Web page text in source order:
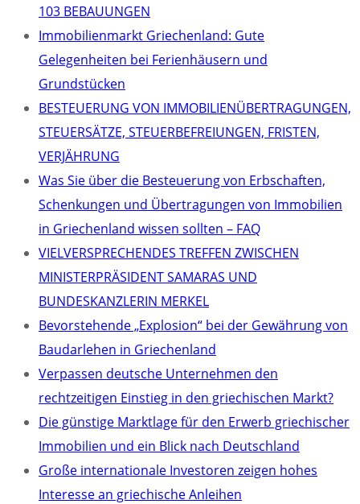
103 BEBAUUNGEN
Immobilienmarkt Griechenland: Gute
Gelegenheiten bei Ferienhäusern und
Grundstücken
BESTEUERUNG VON IMMOBILIENÜBERTRAGUNGEN,
STEUERSÄTZE, STEUERBEFREIUNGEN, FRISTEN,
VERJÄHRUNG
Was Sie über die Besteuerung von Erbschaften,
Schenkungen und Übertragungen von Immobilien
in Griechenland wissen sollten – FAQ
VIELVERSPRECHENDES TREFFEN ZWISCHEN
MINISTERPRÄSIDENT SAMARAS UND
BUNDESKANZLERIN MERKEL
Bevorstehende „Explosion“ bei der Gewährung von
Baudarlehen in Griechenland
Verpassen deutsche Unternehmen den
rechtzeitigen Einstieg in den griechischen Markt?
Die günstige Marktlage für den Erwerb griechischer
Immobilien und ein Blick nach Deutschland
Große internationale Investoren zeigen hohes
Interesse an griechische Anleihen